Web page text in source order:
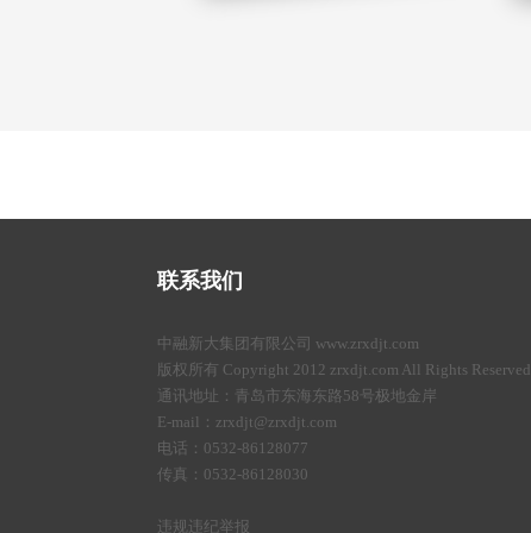
联系我们
中融新大集团有限公司 www.zrxdjt.com
版权所有 Copyright 2012 zrxdjt.com All Rights Reserved
通讯地址：青岛市东海东路58号极地金岸
E-mail：zrxdjt@zrxdjt.com
电话：0532-86128077
传真：0532-86128030
违规违纪举报